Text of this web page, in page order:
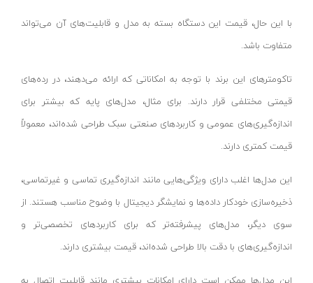
گیج رزوه برونرو
نیروسنج
بور گیج ( گیج سیلندر )
پرگار صنعتی
ترازو دیجیتال
دماسنج لیزری دیجیتال
گونیا مویی و صنعتی
واکو - vako
سیمکا نور - SIMKA NOOR
ولینگ-WULING
یونی ویو-uniview
تایگ-Tayg
مهر-MEHR
نیوتن-Nioton
دلتا-Delta
با این حال، قیمت این دستگاه بسته به مدل و قابلیت‌های آن می‌تواند
متفاوت باشد.
تاکومترهای این برند با توجه به امکاناتی که ارائه می‌دهند، در رده‌های
قیمتی مختلفی قرار دارند. برای مثال، مدل‌های پایه که بیشتر برای
اندازه‌گیری‌های عمومی و کاربردهای صنعتی سبک طراحی شده‌اند، معمولاً
قیمت کمتری دارند.
این مدل‌ها اغلب دارای ویژگی‌هایی مانند اندازه‌گیری تماسی و غیرتماسی،
ذخیره‌سازی خودکار داده‌ها و نمایشگر دیجیتال با وضوح مناسب هستند. از
سوی دیگر، مدل‌های پیشرفته‌تر که برای کاربردهای تخصصی‌تر و
اندازه‌گیری‌های با دقت بالا طراحی شده‌اند، قیمت بیشتری دارند.